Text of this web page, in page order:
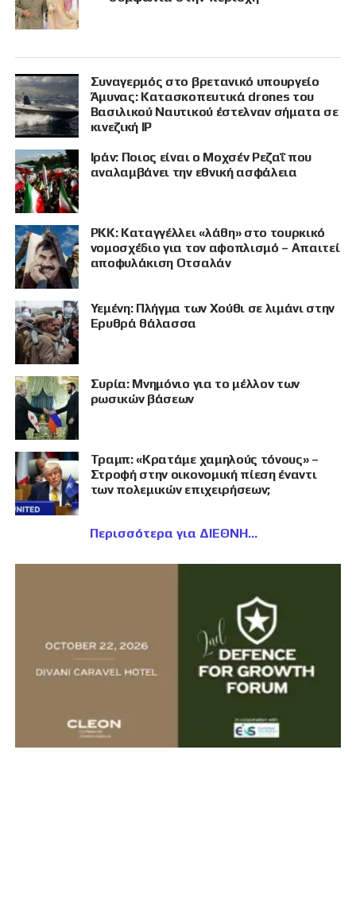
Συναγερμός στο βρετανικό υπουργείο
Άμυνας: Κατασκοπευτικά drones του
Βασιλικού Ναυτικού έστελναν σήματα σε
κινεζική IP
Ιράν: Ποιος είναι ο Μοχσέν Ρεζαΐ που
αναλαμβάνει την εθνική ασφάλεια
PKK: Καταγγέλλει «λάθη» στο τουρκικό
νομοσχέδιο για τον αφοπλισμό – Απαιτεί
αποφυλάκιση Οτσαλάν
Υεμένη: Πλήγμα των Χούθι σε λιμάνι στην
Ερυθρά θάλασσα
Συρία: Μνημόνιο για το μέλλον των
ρωσικών βάσεων
Τραμπ: «Κρατάμε χαμηλούς τόνους» –
Στροφή στην οικονομική πίεση έναντι
των πολεμικών επιχειρήσεων;
Περισσότερα για ΔΙΕΘΝΗ